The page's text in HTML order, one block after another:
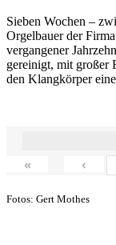
Sieben Wochen –
Orgelbauer der
vergangener
gereinigt, mit großer
den Klangkörper
« ‹
Fotos: Gert Mothes